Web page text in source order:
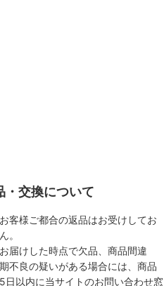
・交換について
客様ご都合の返品はお受けしてお
。
届けした時点で欠品、商品間違
不良の疑いがある場合には、商品
日以内に当サイトのお問い合わせ窓